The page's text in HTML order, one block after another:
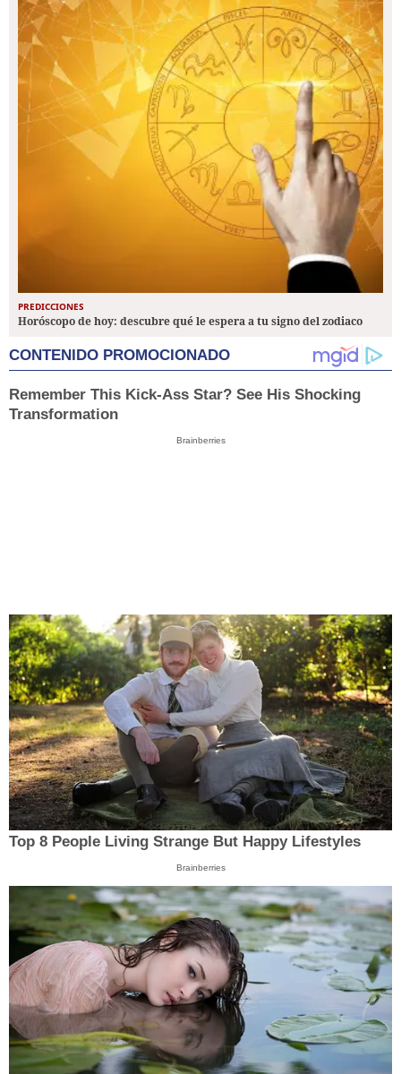
PREDICCIONES
Horóscopo de hoy: descubre qué le espera a tu signo del zodiaco
CONTENIDO PROMOCIONADO
Remember This Kick-Ass Star? See His Shocking
Transformation
Brainberries
Top 8 People Living Strange But Happy Lifestyles
Brainberries